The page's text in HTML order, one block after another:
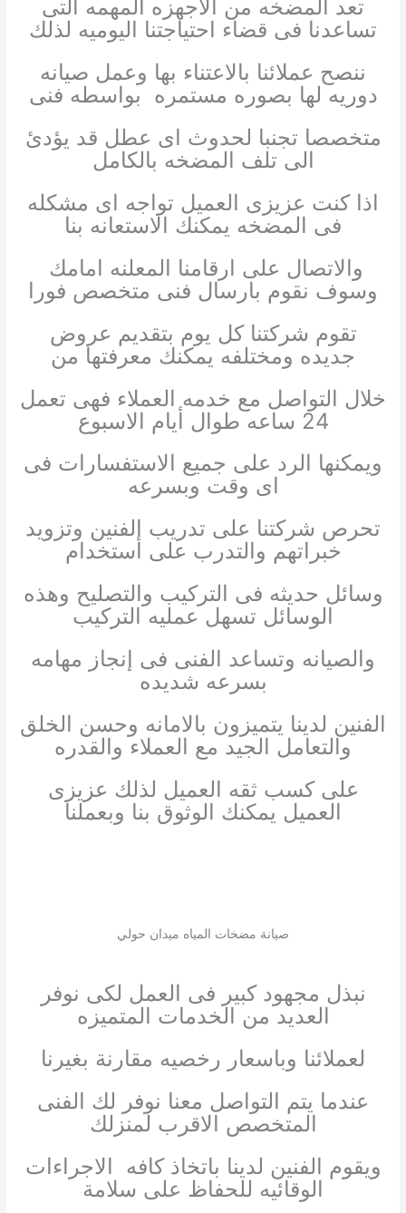
تعد المضخه من الاجهزه المهمه التى
تساعدنا فى قضاء احتياجتنا اليوميه لذلك
ننصح عملائنا بالاعتناء بها وعمل صيانه
دوريه لها بصوره مستمره بواسطه فنى
متخصصا تجنبا لحدوث اى عطل قد يؤدئ
الى تلف المضخه بالكامل
اذا كنت عزيزى العميل تواجه اى مشكله
فى المضخه يمكنك الاستعانه بنا
والاتصال على ارقامنا المعلنه امامك
وسوف نقوم بارسال فنى متخصص فورا
تقوم شركتنا كل يوم بتقديم عروض
جديده ومختلفه يمكنك معرفتها من
خلال التواصل مع خدمه العملاء فهى تعمل
24 ساعه طوال أيام الاسبوع
ويمكنها الرد على جميع الاستفسارات فى
اى وقت وبسرعه
تحرص شركتنا على تدريب الفنين وتزويد
خبراتهم والتدرب على أستخدام
وسائل حديثه فى التركيب والتصليح وهذه
الوسائل تسهل عمليه التركيب
والصيانه وتساعد الفنى فى إنجاز مهامه
بسرعه شديده
الفنين لدينا يتميزون بالامانه وحسن الخلق
والتعامل الجيد مع العملاء والقدره
على كسب ثقه العميل لذلك عزيزى
العميل يمكنك الوثوق بنا وبعملنا
صيانة مضخات المياه ميدان حولي
نبذل مجهود كبير فى العمل لكى نوفر
العديد من الخدمات المتميزه
لعملائنا وباسعار رخصيه مقارنة بغيرنا
عندما يتم التواصل معنا نوفر لك الفنى
المتخصص الاقرب لمنزلك
ويقوم الفنين لدينا باتخاذ كافه الاجراءات
الوقائيه للحفاظ على سلامة